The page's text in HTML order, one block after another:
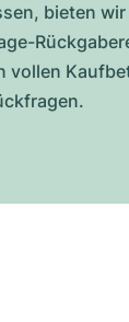
bieten wir
vollen